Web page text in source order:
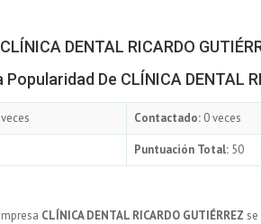
DENTAL RICARDO
De CLÍNICA DENTAL
Contactado: 0 veces
Puntuación Total: 50
CLÍNICA DENTAL RICARDO GUTIÉRREZ se